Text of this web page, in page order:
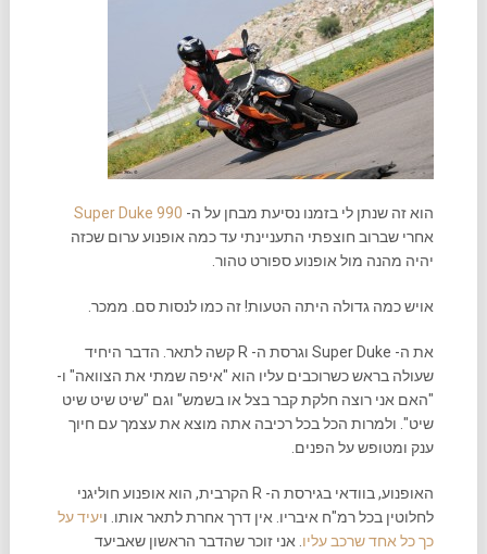
הוא זה שנתן לי בזמנו נסיעת מבחן על ה- Super Duke 990
אחרי שברוב חוצפתי התעניינתי עד כמה אופנוע ערום שכזה
יהיה מהנה מול אופנוע ספורט טהור.
אויש כמה גדולה היתה הטעות! זה כמו לנסות סם. ממכר.
את ה- Super Duke וגרסת ה- R קשה לתאר. הדבר היחיד
שעולה בראש כשרוכבים עליו הוא "איפה שמתי את הצוואה" ו-
"האם אני רוצה חלקת קבר בצל או בשמש" וגם "שיט שיט שיט
שיט". ולמרות הכל בכל רכיבה אתה מוצא את עצמך עם חיוך
ענק ומטופש על הפנים.
האופנוע, בוודאי בגירסת ה- R הקרבית, הוא אופנוע חוליגני
לחלוטין בכל רמ"ח איבריו. אין דרך אחרת לתאר אותו. ויעיד על
כך כל אחד שרכב עליו . אני זוכר שהדבר הראשון שאביעד